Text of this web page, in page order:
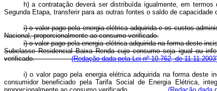
h) a contratação deverá ser distribuída igualmente, em
Segunda Etapa, transferir para as outras fontes o saldo de
i) o valor pago pela energia elétrica adquirida e os custos
Nacional, proporcionalmente ao consumo verificado.
i) o valor pago pela energia elétrica adquirida na forma deste
Subclasse Residencial Baixa Renda cujo consumo seja igual ou
verificado.(Redação dada pela Lei nº 10.762, de
i) o valor pago pela energia elétrica adquirida na forma deste
consumidor beneficiado pela Tarifa Social de Energia Elétrica,